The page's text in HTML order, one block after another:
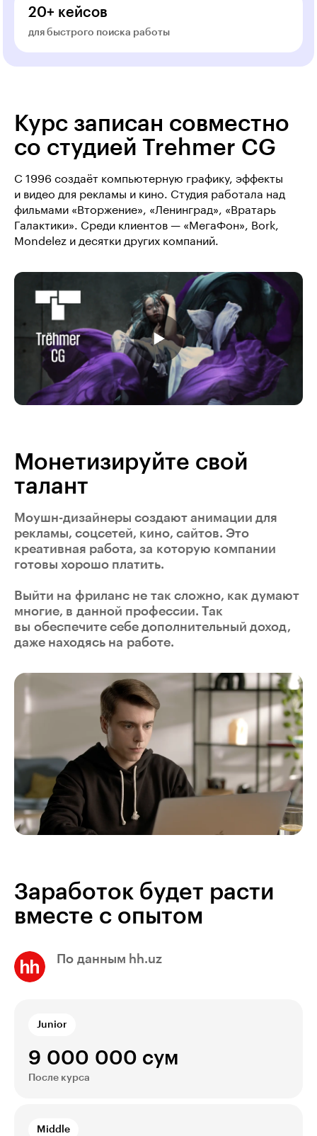
20+ кейсов
для быстрого поиска работы
Курс записан совместно
со студией Trehmer CG
C 1996 создаёт компьютерную графику, эффекты
и видео для рекламы и кино. Студия работала над
фильмами «Вторжение», «Ленинград», «Вратарь
Галактики». Среди клиентов — «МегаФон», Bork,
Mondelez и десятки других компаний.
Монетизируйте свой
талант
Моушн-дизайнеры создают анимации для
рекламы, соцсетей, кино, сайтов. Это
креативная работа, за которую компании
готовы хорошо платить.
Выйти на фриланс не так сложно, как думают
многие, в данной профессии. Так
вы обеспечите себе дополнительный доход,
даже находясь на работе.
Заработок будет расти
вместе с опытом
По данным hh.uz
9 000 000 сум
Junior
После курса
Middle